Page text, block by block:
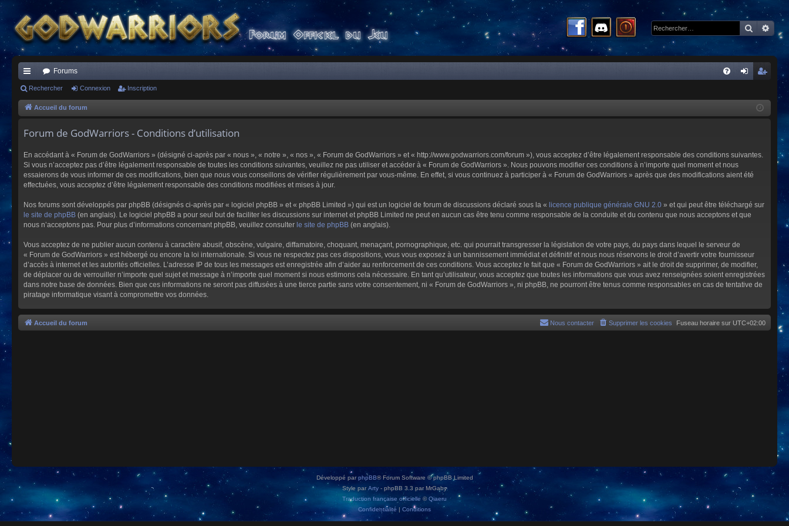
ac
co
s
Forums
cri
Rechercher Connexion Inscription
Accueil du forum
Forum de GodWarriors - Conditions d’utilisation
En accédant à « Forum de GodWarriors » (désigné ci-après par « nous », « notre », « nos », « Forum de GodWarriors » et « http://www.godwarriors.com/forum »), vous acceptez d’être légalement responsable des conditions suivantes.
Si vous n’acceptez pas d’être légalement responsable de toutes les conditions suivantes, veuillez ne pas utiliser et accéder à « Forum de GodWarriors ». Nous pouvons modifier ces conditions à n’importe quel moment et nous
essaierons de vous informer de ces modifications, bien que nous vous conseillons de vérifier régulièrement par vous-même. En effet, si vous continuez à participer à « Forum de GodWarriors » après que des modifications aient été
effectuées, vous acceptez d’être légalement responsable des conditions modifiées et mises à jour.
Nos forums sont développés par phpBB (désignés ci-après par « logiciel phpBB » et « phpBB Limited ») qui est un logiciel de forum de discussions déclaré sous la « licence publique générale GNU 2.0 » et qui peut être téléchargé sur
le site de phpBB (en anglais). Le logiciel phpBB a pour seul but de faciliter les discussions sur internet et phpBB Limited ne peut en aucun cas être tenu comme responsable de la conduite et du contenu que nous acceptons et que
nous n’acceptons pas. Pour plus d’informations concernant phpBB, veuillez consulter le site de phpBB (en anglais).
Vous acceptez de ne publier aucun contenu à caractère abusif, obscène, vulgaire, diffamatoire, choquant, menaçant, pornographique, etc. qui pourrait transgresser la législation de votre pays, du pays dans lequel le serveur de
« Forum de GodWarriors » est hébergé ou encore la loi internationale. Si vous ne respectez pas ces dispositions, vous vous exposez à un bannissement immédiat et définitif et nous nous réservons le droit d’avertir votre fournisseur
d’accès à internet et les autorités officielles. L’adresse IP de tous les messages est enregistrée afin d’aider au renforcement de ces conditions. Vous acceptez le fait que « Forum de GodWarriors » ait le droit de supprimer, de modifier,
de déplacer ou de verrouiller n’importe quel sujet et message à n’importe quel moment si nous estimons cela nécessaire. En tant qu’utilisateur, vous acceptez que toutes les informations que vous avez renseignées soient enregistrées
dans notre base de données. Bien que ces informations ne seront pas diffusées à une tierce partie sans votre consentement, ni « Forum de GodWarriors », ni phpBB, ne pourront être tenus comme responsables en cas de tentative de
piratage informatique visant à compromettre vos données.
Accueil du forum Fuseau horaire sur UTC+02:00
Supprimer les cookies
Nous contacter
Développé parphpBB® Forum Software © phpBB Limited
Style par Arty - phpBB 3.3 par MrGaby
Traduction française officielle ©Qiaeru
Confidentialité | Conditions